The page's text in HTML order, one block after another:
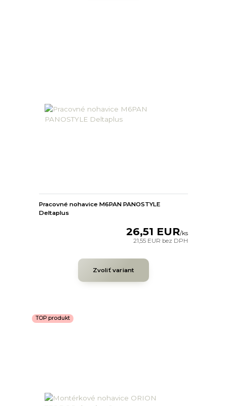
Pracovné nohavice M6PAN PANOSTYLE
Deltaplus
26,51 EUR/ks
21,55 EUR bez DPH
Zvoliť variant
TOP produkt